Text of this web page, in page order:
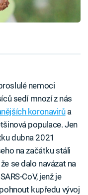
nemoci
sedí mnozí z nás
koronavirůa
populace. Jen
dubna 2021
na začátku stáli
se dalo navázat na
CoV, jenž je
kupředu vývoj